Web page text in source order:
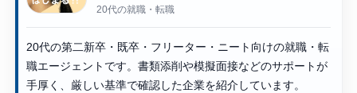
20代の就職・転職
20代の第二新卒・既卒・フリーター・ニート向けの就職・転
職エージェントです。書類添削や模擬面接などのサポートが
手厚く、厳しい基準で確認した企業を紹介しています。